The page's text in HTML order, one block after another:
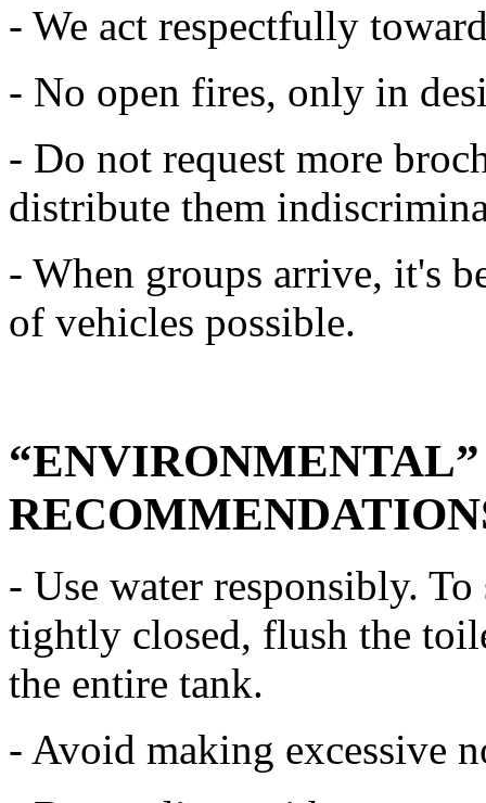
- We act respectfully
- No open fires, only in
- Do not request more
distribute them
- When groups arrive, it's
of vehicles possible.
- Use water responsibly. To
tightly closed, flush the
the entire tank.
- Avoid making excessive